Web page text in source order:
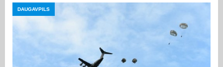
DAUGAVPILS